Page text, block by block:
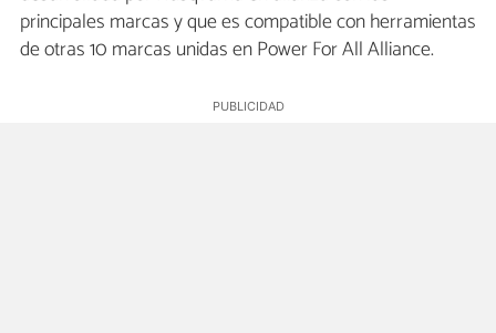
principales marcas y que es compatible con herramientas
de otras 10 marcas unidas en Power For All Alliance.